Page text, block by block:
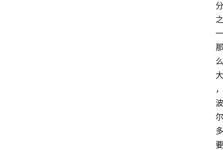
分
之
一
那
么
大
，
波
尔
多
要